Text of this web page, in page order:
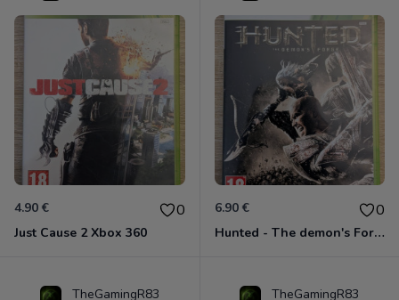
4.90 € 0
Just Cause 2 Xbox 360
6.90 € 0
Hunted - The demon's Forge Xbox 360 (Complet CIB)
TheGamingR83 TheGamingR83